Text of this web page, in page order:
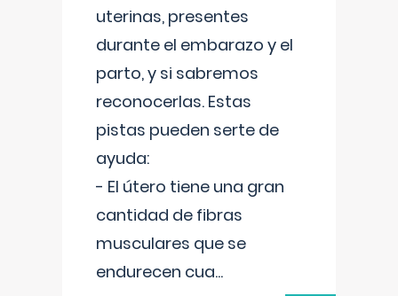
uterinas, presentes
durante el embarazo y el
parto, y si sabremos
reconocerlas. Estas
pistas pueden serte de
ayuda:
- El útero tiene una gran
cantidad de fibras
musculares que se
endurecen cua...